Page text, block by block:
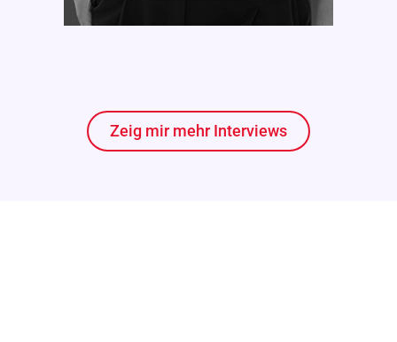
Zeig mir mehr Interviews